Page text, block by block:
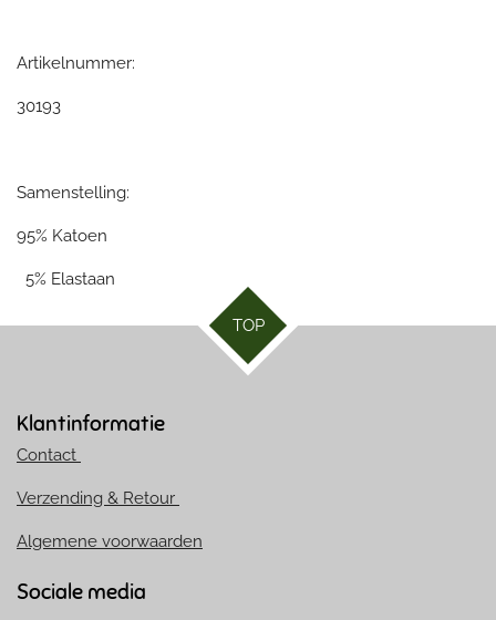
Artikelnummer:
30193
Samenstelling:
95% Katoen
5% Elastaan
TOP
Klantinformatie
Contact
Verzending & Retour
Algemene voorwaarden
Sociale media